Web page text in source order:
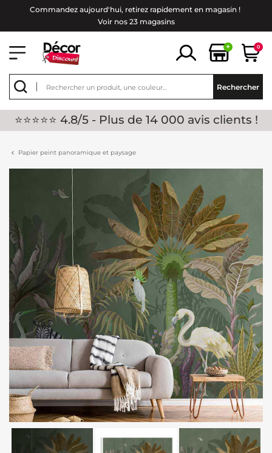
Commandez aujourd'hui, retirez rapidement en magasin !
Voir nos 23 magasins
+ 0
Rechercher
⭐⭐⭐⭐⭐ 4.8/5 - Plus de 14 000 avis clients !
Papier peint panoramique et paysage